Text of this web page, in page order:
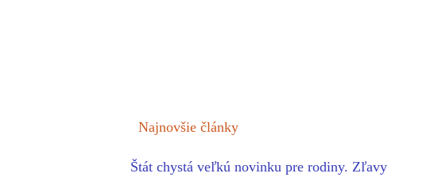
Najnovšie články
Štát chystá veľkú novinku pre rodiny. Zľavy